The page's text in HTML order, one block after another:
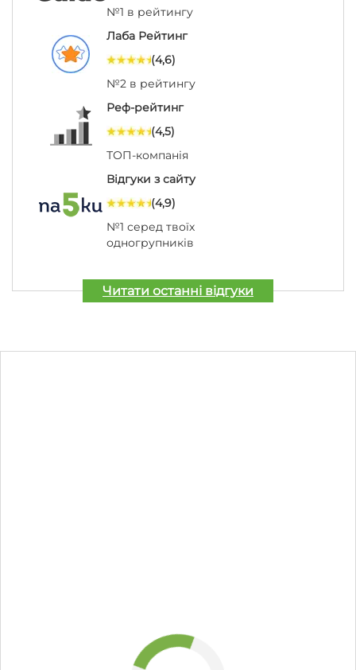
№1 в рейтингу
Лаба Рейтинг
(4,6)
№2 в рейтингу
Реф-рейтинг
(4,5)
ТОП-компанія
Відгуки з сайту
(4,9)
№1 серед твоїх
одногрупників
Читати останні відгуки